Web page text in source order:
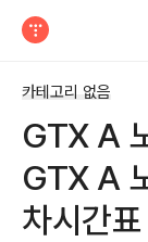
카테고리 없음
GTX A
GTX A
차시간표